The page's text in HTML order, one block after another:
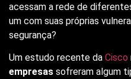
acessam a rede de
um com suas próprias
segurança?
Um estudo recente da Cisco
empresas sofreram algum